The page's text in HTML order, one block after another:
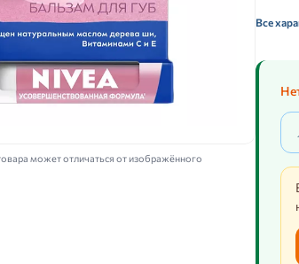
может отличаться от изображённого
Все